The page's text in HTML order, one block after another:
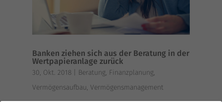
Banken ziehen sich aus der Beratung in der
Wertpapieranlage zurück
30, Okt. 2018 Beratung, Finanzplanung,
Vermögensaufbau, Vermögensmanagement